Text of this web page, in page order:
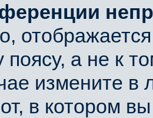
поясу, а не к
измените в
в котором